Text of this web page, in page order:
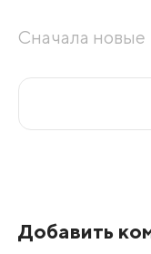
Сначала новые
Добавить